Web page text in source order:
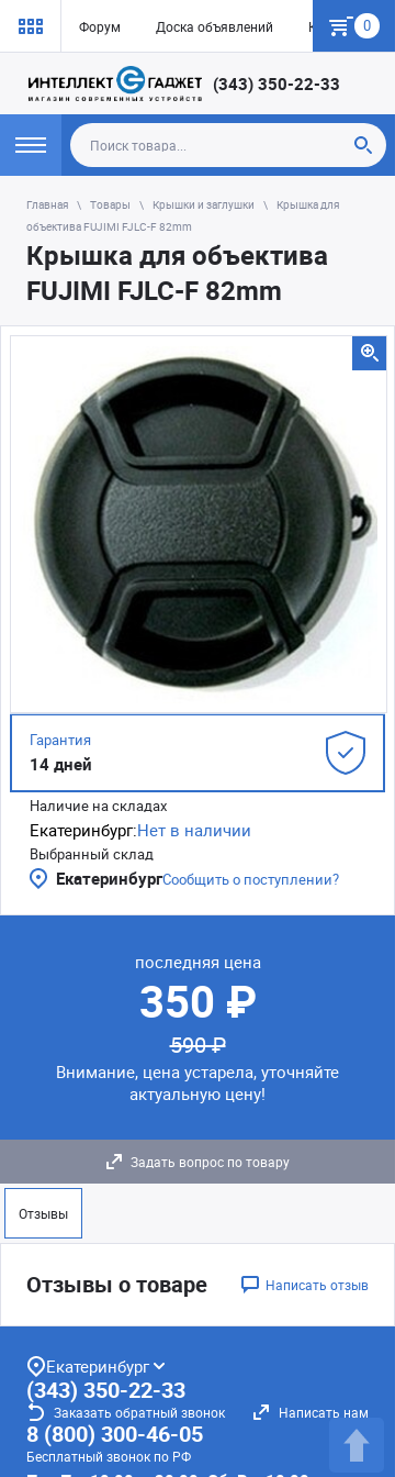
Форум Доска объявлений Как купить
0
(343) 350-22-33
Главная Товары Крышки и заглушки
Крышка для
объектива FUJIMI FJLC-F 82mm
Крышка для объектива
FUJIMI FJLC-F 82mm
Гарантия
14 дней
Наличие на складах
Екатеринбург:Нет в наличии
Выбранный склад
ЕкатеринбургСообщить о поступлении?
последняя цена
350 ₽
590 ₽
Внимание, цена устарела, уточняйте
актуальную цену!
Задать вопрос по товару
Отзывы
Отзывы о товаре Написать отзыв
Екатеринбург
(343) 350-22-33
Заказать обратный звонок Написать нам
8 (800) 300-46-05
Бесплатный звонок по РФ